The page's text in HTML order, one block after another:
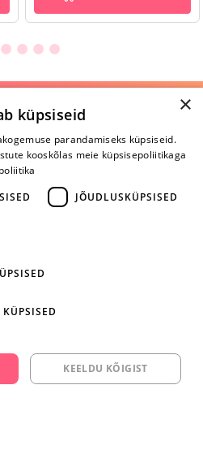
ka helistades:
668 3282
E-R
ja SAA KINGITUS!
×
küpsiseid
parandamiseks küpsiseid.
kooskõlas meie küpsisepoliitikaga
JÕUDLUSKÜPSISED
KEELDU KÕIGIST